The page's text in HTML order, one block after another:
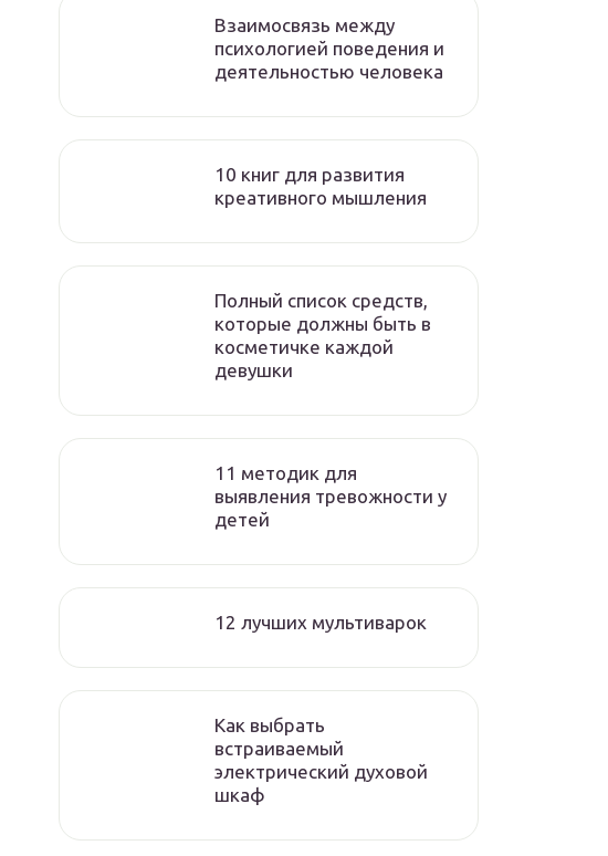
Взаимосвязь между
психологией поведения и
деятельностью человека
10 книг для развития
креативного мышления
Полный список средств,
которые должны быть в
косметичке каждой
девушки
11 методик для
выявления тревожности у
детей
12 лучших мультиварок
Как выбрать
встраиваемый
электрический духовой
шкаф